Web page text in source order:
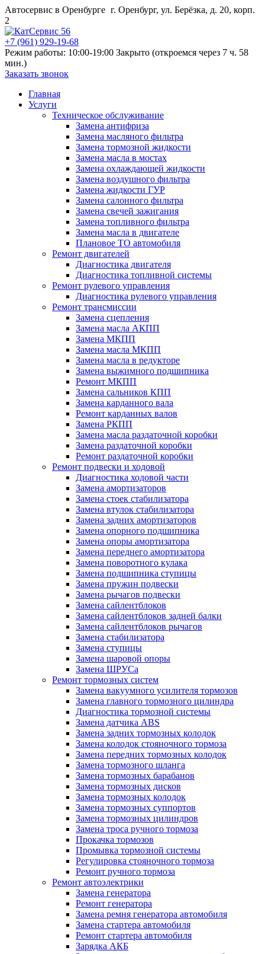
Автосервис в Оренбурге г. Оренбург, ул. Берёзка, д. 20, корп.
2
+7 (961) 929-19-68
Режим работы: 10:00-19:00 Закрыто (откроемся через 7 ч. 58
мин.)
Заказать звонок
Главная
Услуги
Техническое обслуживание
Замена антифриза
Замена масляного фильтра
Замена тормозной жидкости
Замена масла в мостах
Замена охлаждающей жидкости
Замена воздушного фильтра
Замена жидкости ГУР
Замена салонного фильтра
Замена свечей зажигания
Замена топливного фильтра
Замена масла в двигателе
Плановое ТО автомобиля
Ремонт двигателей
Диагностика двигателя
Диагностика топливной системы
Ремонт рулевого управления
Диагностика рулевого управления
Ремонт трансмиссии
Замена сцепления
Замена масла АКПП
Замена МКПП
Замена масла МКПП
Замена масла в редукторе
Замена выжимного подшипника
Ремонт МКПП
Замена сальников КПП
Замена карданного вала
Ремонт карданных валов
Замена РКПП
Замена масла раздаточной коробки
Замена раздаточной коробки
Ремонт раздаточной коробки
Ремонт подвески и ходовой
Диагностика ходовой части
Замена амортизаторов
Замена стоек стабилизатора
Замена втулок стабилизатора
Замена задних амортизаторов
Замена опорного подшипника
Замена опоры амортизатора
Замена переднего амортизатора
Замена поворотного кулака
Замена подшипника ступицы
Замена пружин подвески
Замена рычагов подвески
Замена сайлентблоков
Замена сайлентблоков задней балки
Замена сайлентблоков рычагов
Замена стабилизатора
Замена ступицы
Замена шаровой опоры
Замена ШРУСа
Ремонт тормозных систем
Замена вакуумного усилителя тормозов
Замена главного тормозного цилиндра
Диагностика тормозной системы
Замена датчика ABS
Замена задних тормозных колодок
Замена колодок стояночного тормоза
Замена передних тормозных колодок
Замена тормозного шланга
Замена тормозных барабанов
Замена тормозных дисков
Замена тормозных колодок
Замена тормозных суппортов
Замена тормозных цилиндров
Замена троса ручного тормоза
Прокачка тормозов
Промывка тормозной системы
Регулировка стояночного тормоза
Ремонт ручного тормоза
Ремонт автоэлектрики
Замена генератора
Ремонт генератора
Замена ремня генератора автомобиля
Замена стартера автомобиля
Ремонт стартера автомобиля
Зарядка АКБ